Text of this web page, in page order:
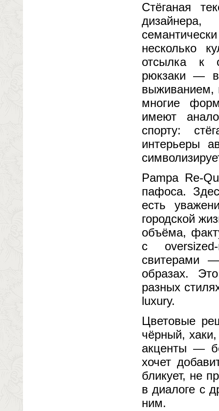
Стёганая
несколько
отсылка к
рюкзаки —
выживанием,
многие
имеют
спорту:
интерьеры
Pampa Re-
пафоса.
есть
городской
объёма,
с
свитерами
образах.
разных
luxury.
Цветовые
чёрный,
акценты —
хочет
бликует, не
в диалоге с
ним.